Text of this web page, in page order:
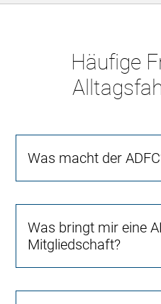
Häufige
Was macht der
Was bringt mir eine
Mitgliedschaft?